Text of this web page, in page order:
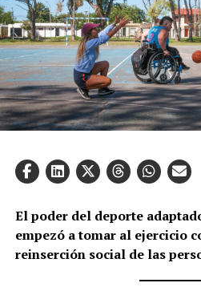
El poder del deporte
empezó a tomar al ejercicio
reinserción social de las